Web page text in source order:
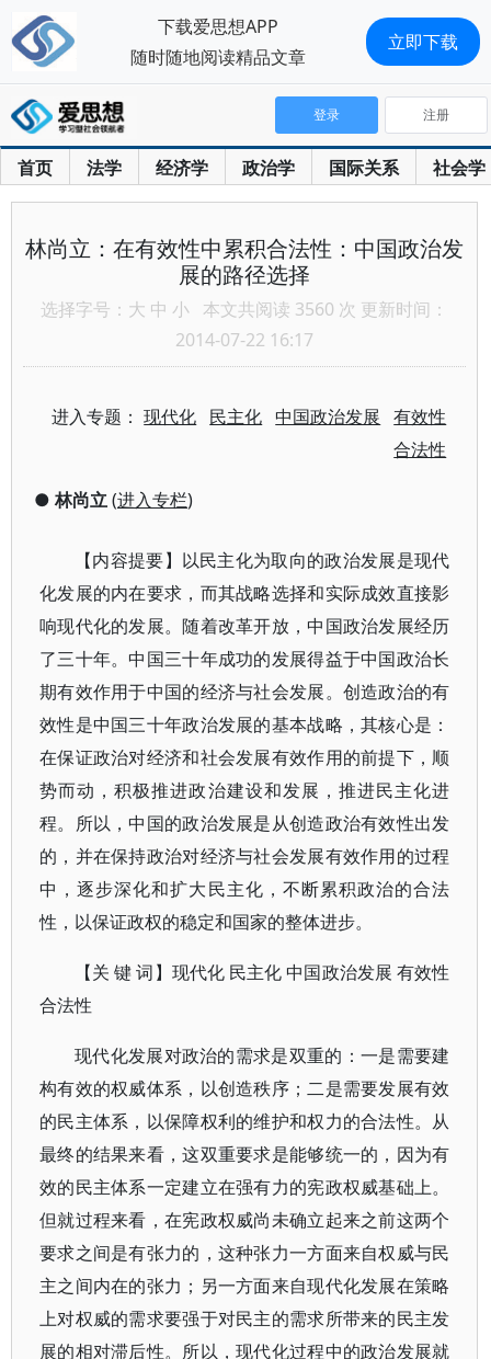
首页 法学 经济学 政治学 国际关系 社会学
登录 注册
林尚立：在有效性中累积合法性：中国政治发
展的路径选择
选择字号： 大 中 小 本文共阅读 3560 次 更新时间：
2014-07-22 16:17
进入专题：现代化 民主化 中国政治发展
有效性
合法性
●林尚立(进入专栏)
【内容提要】以民主化为取向的政治发展是现代
化发展的内在要求，而其战略选择和实际成效直接影
响现代化的发展。随着改革开放，中国政治发展经历
了三十年。中国三十年成功的发展得益于中国政治长
期有效作用于中国的经济与社会发展。创造政治的有
效性是中国三十年政治发展的基本战略，其核心是：
在保证政治对经济和社会发展有效作用的前提下，顺
势而动，积极推进政治建设和发展，推进民主化进
程。所以，中国的政治发展是从创造政治有效性出发
的，并在保持政治对经济与社会发展有效作用的过程
中，逐步深化和扩大民主化，不断累积政治的合法
性，以保证政权的稳定和国家的整体进步。
【关 键 词】现代化 民主化 中国政治发展 有效性
合法性
现代化发展对政治的需求是双重的：一是需要建
构有效的权威体系，以创造秩序；二是需要发展有效
的民主体系，以保障权利的维护和权力的合法性。从
最终的结果来看，这双重要求是能够统一的，因为有
效的民主体系一定建立在强有力的宪政权威基础上。
但就过程来看，在宪政权威尚未确立起来之前这两个
要求之间是有张力的，这种张力一方面来自权威与民
主之间内在的张力；另一方面来自现代化发展在策略
上对权威的需求要强于对民主的需求所带来的民主发
展的相对滞后性。所以，现代化过程中的政治发展就
下载爱思想APP
随时随地阅读精品文章
立即下载